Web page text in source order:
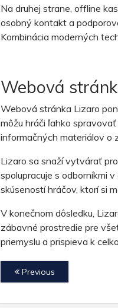
Na druhej strane, offline
osobný kontakt a
Kombinácia moderných
Webová
Webová stránka Lizaro
môžu hráči ľahko
informačných materiálov o
Lizaro sa snaží vytvárať
spolupracuje s odborníkmi
skúseností hráčov, ktorí si
V konečnom dôsledku,
zábavné prostredie pre
priemyslu a prispieva k
Previous